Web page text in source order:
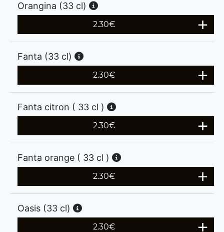
Orangina (33 cl)
2.30€
Fanta (33 cl)
2.30€
Fanta citron ( 33 cl )
2.30€
Fanta orange ( 33 cl )
2.30€
Oasis (33 cl)
2.30€